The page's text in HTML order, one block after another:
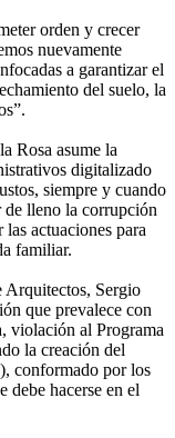
orden y crecer
nuevamente
a garantizar el
del suelo, la
Rosa asume la
digitalizado
siempre y cuando
de lleno la corrupción
actuaciones para
familiar.
Arquitectos, Sergio
que prevalece con
violación al Programa
la creación del
conformado por los
debe hacerse en el